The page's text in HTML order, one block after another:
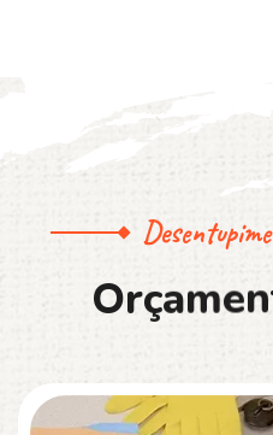
Orçamen